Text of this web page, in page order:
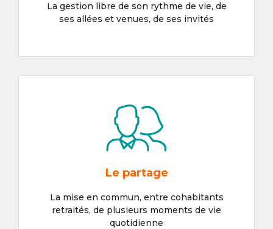
La gestion libre de son rythme de vie, de
ses allées et venues, de ses invités
Le partage
La mise en commun, entre cohabitants
retraités, de plusieurs moments de vie
quotidienne